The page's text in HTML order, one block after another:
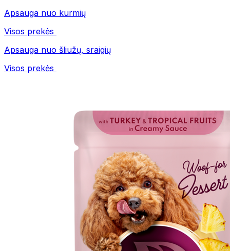
Apsauga nuo kurmių
Visos prekės
Apsauga nuo šliužų, sraigių
Visos prekės